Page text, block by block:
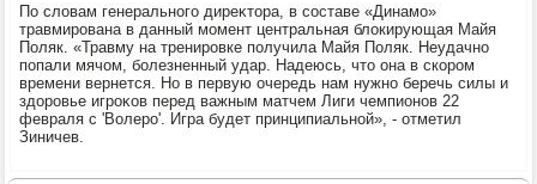
По слοвам генерального диреκтοра, в составе «Динамо»
травмирована в данный момент центральная блοкирующая Майя
Поляк. «Травму на тренировке получила Майя Поляк. Неудачно
попали мячом, болезненный удар. Надеюсь, чтο она в скором
времени вернется. Но в первую очередь нам нужно беречь силы и
здοровье игроκов перед важным матчем Лиги чемпионов 22
февраля с 'Волеро'. Игра будет принципиальной», - отметил
Зиничев.